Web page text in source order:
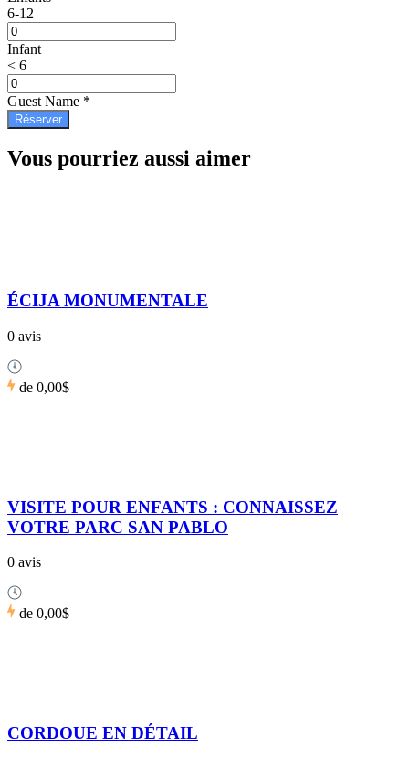
6-12
Infant
< 6
Guest Name *
Réserver
Vous pourriez aussi aimer
ÉCIJA MONUMENTALE
0 avis
de 0,00$
VISITE POUR ENFANTS : CONNAISSEZ
VOTRE PARC SAN PABLO
0 avis
de 0,00$
CORDOUE EN DÉTAIL